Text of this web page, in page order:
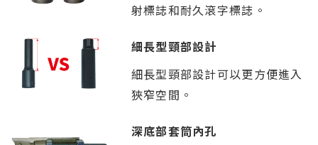
射標誌和耐久滾字標誌。
細長型頸部設計
細長型頸部設計可以更方便進入
狹窄空間。
深底部套筒內孔